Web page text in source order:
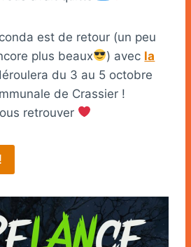
est de retour (un peu
plus beaux
) avec la
du 3 au 5 octobre
de Crassier !
retrouver